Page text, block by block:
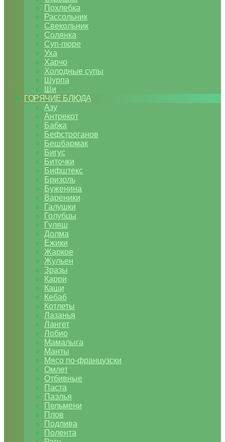
Похлебка
Рассольник
Свекольник
Солянка
Суп-пюре
Уха
Харчо
Холодные супы
Шурпа
Щи
ГОРЯЧИЕ БЛЮДА
Азу
Антрекот
Бабка
Бефстроганов
Бешбармак
Бигус
Биточки
Бифштекс
Бризоль
Буженина
Вареники
Галушки
Голубцы
Гуляш
Долма
Ежики
Жаркое
Жульен
Зразы
Карри
Каши
Кебаб
Котлеты
Лазанья
Лангет
Лобио
Мамалыга
Манты
Мясо по-французски
Омлет
Отбивные
Паста
Паэлья
Пельмени
Плов
Подлива
Полента